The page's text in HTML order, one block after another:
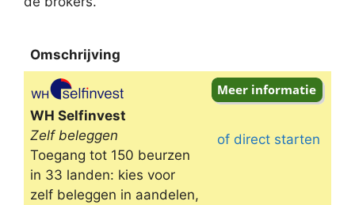
Omschrijving
Omschrijving
WH Selfinvest
Zelf beleggen
Toegang tot 150 beurzen
in 33 landen: kies voor
zelf beleggen in aandelen,
of direct starten